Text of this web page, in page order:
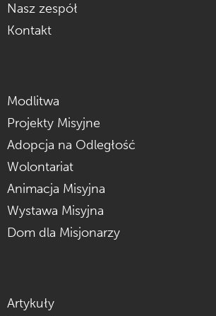
Nasz zespół
Kontakt
Modlitwa
Projekty Misyjne
Adopcja na Odległość
Wolontariat
Animacja Misyjna
Wystawa Misyjna
Dom dla Misjonarzy
Artykuły